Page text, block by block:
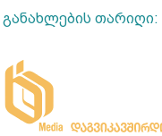
თარიღი: